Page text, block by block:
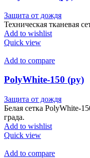
Защита от дождя
Техническая тканевая
Add to wishlist
Quick view
Add to compare
PolyWhite-150 (ру)
Защита от дождя
Белая сетка PolyWhite-
града.
Add to wishlist
Quick view
Add to compare